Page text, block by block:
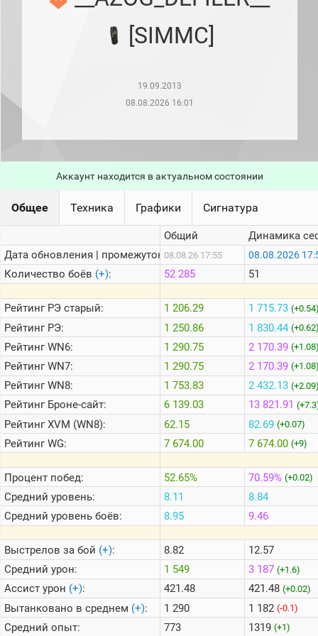
игроков
Статистика
стримеров
Информация
Онлайн
Цветовая
шкала
Теlegram
ВК
Портал
Мира
Танков
[SIMMC]
19.09.2013
08.08.2026 16:01
Аккаунт находится в актуальном состоянии
Общее Техника Графики Сигнатура
Дата обновления | промежуток:
Количество боёв (+):
РейтингРЭ старый:
РейтингРЭ:
РейтингWN6:
РейтингWN7:
РейтингWN8:
РейтингБроне-сайт:
РейтингXVM (WN8):
РейтингWG:
Процент побед:
Средний уровень:
Средний уровень боёв:
Выстрелов за бой (+):
Средний урон:
Ассист урон (+):
Вытанковано в среднем (+):
Средний опыт:
Общий
08.08.26 17:55
52 285
1 206.29
1 250.86
1 290.75
1 290.75
1 753.83
6 139.03
62.15
7 674.00
52.65%
8.11
8.95
8.82
1 549
421.48
1 290
773
Динамика
08.08.2026
51
1 715.73
1 830.44
2 170.39
2 170.39
2 432.13
13 821.91
82.69 (+0.07)
7 674.00 (+9)
70.59% (+0.02)
8.84
9.46
12.57
3 187 (+1.6)
421.48 (+0.02)
1 182 (-0.1)
1319 (+1)